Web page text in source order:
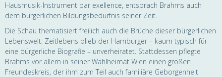
Hausmusik-Instrument par exellence, entsprach Brahms auch
dem bürgerlichen Bildungsbedürfnis seiner Zeit.
Die Schau thematisiert freilich auch die Brüche dieser bürgerlichen
Lebenswelt: Zeitlebens blieb der Hamburger – kaum typisch für
eine bürgerliche Biografie – unverheiratet. Stattdessen pflegte
Brahms vor allem in seiner Wahlheimat Wien einen großen
Freundeskreis, der ihm zum Teil auch familiäre Geborgenheit